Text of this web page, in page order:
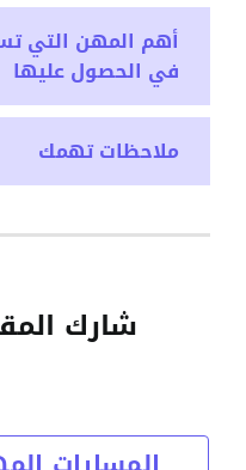
أهم المهن التي
في الحصول عليها
ملاحظات تهمك
شارك